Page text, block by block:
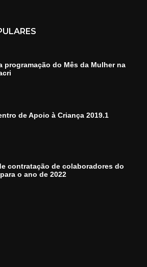
programação do Mês da Mulher na
de Apoio à Criança 2019.1
contratação de colaboradores do
o ano de 2022